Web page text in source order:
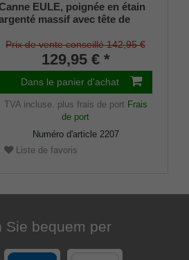
EULE, poignée en étain
massif avec tête de
en bois de hêtre laqué noir
satiné, coussinets en
Prix de vente conseillé 142,95 €
129,95 € *
Dans le panier d'achat
TVA incluse. plus frais de port Frais
de port
Numéro d'article 2207
Liste de favoris
Sie bequem per